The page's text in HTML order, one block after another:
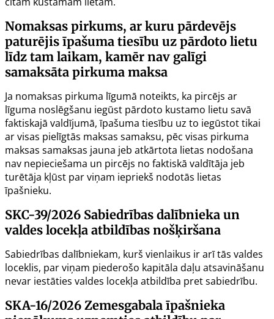
Nomaksas pirkums, ar kuru pārdevējs
paturējis īpašuma tiesību uz pārdoto lietu
līdz tam laikam, kamēr nav galīgi
samaksāta pirkuma maksa
Ja nomaksas pirkuma līgumā noteikts, ka pircējs ar
līguma noslēgšanu iegūst pārdoto kustamo lietu savā
faktiskajā valdījumā, īpašuma tiesību uz to iegūstot tikai
ar visas pielīgtās maksas samaksu, pēc visas pirkuma
maksas samaksas jauna jeb atkārtota lietas nodošana
nav nepieciešama un pircējs no faktiskā valdītāja jeb
turētāja kļūst par viņam iepriekš nodotās lietas
īpašnieku.
SKC-39/2026 Sabiedrības dalībnieka un
valdes locekļa atbildības nošķiršana
Sabiedrības dalībniekam, kurš vienlaikus ir arī tās valdes
loceklis, par viņam piederošo kapitāla daļu atsavināšanu
nevar iestāties valdes locekļa atbildība pret sabiedrību.
SKA-16/2026 Zemesgabala īpašnieka